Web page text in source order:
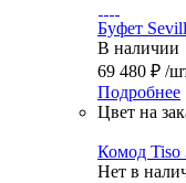
Буфет
В наличии
69 480 ₽ /
Подробнее
Цвет на
Комод Tiso
Нет в